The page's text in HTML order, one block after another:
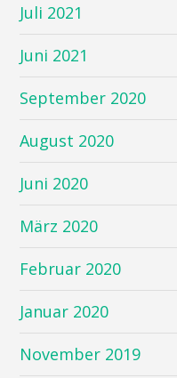
Juli 2021
Juni 2021
September 2020
August 2020
Juni 2020
März 2020
Februar 2020
Januar 2020
November 2019